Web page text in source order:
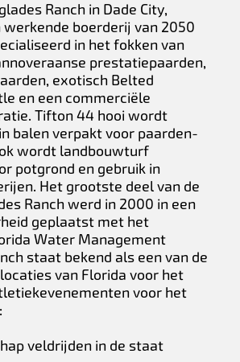
Ranch in Dade City,
werkende boerderij van 2050
in het fokken van
prestatiepaarden,
exotisch Belted
en een commerciële
Tifton 44 hooi wordt
balen verpakt voor paarden-
wordt landbouwturf
potgrond en gebruik in
Het grootste deel van de
Ranch werd in 2000 in een
geplaatst met het
Water Management
staat bekend als een van de
van Florida voor het
voor het
veldrijden in de staat